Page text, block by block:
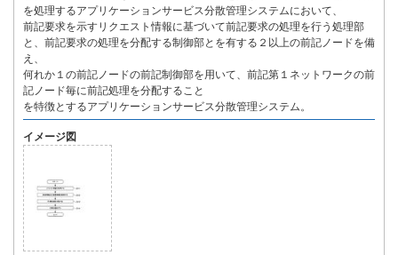
を処理するアプリケーションサービス分散管理システムにおいて、
前記要求を示すリクエスト情報に基づいて前記要求の処理を行う処理部
と、前記要求の処理を分配する制御部とを有する２以上の前記ノードを備
え、
何れか１の前記ノードの前記制御部を用いて、前記第１ネットワークの前
記ノード毎に前記処理を分配すること
を特徴とするアプリケーションサービス分散管理システム。
イメージ図